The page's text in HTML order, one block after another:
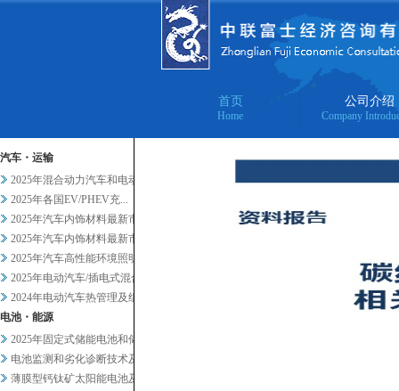
首页
Home
公司介绍
Company
汽车・运输
2025年混合动力汽车和电动汽...
2025年各国EV/PHEV充...
2025年汽车内饰材料最新市场...
2025年汽车内饰材料最新市场...
2025年汽车高性能环境照明的...
2025年电动汽车/插电式混合...
2024年电动汽车热管理及组件...
电池・能源
2025年固定式储能电池和储能...
电池监测和劣化诊断技术及服务当...
薄膜型钙钛矿太阳能电池及其他轻...